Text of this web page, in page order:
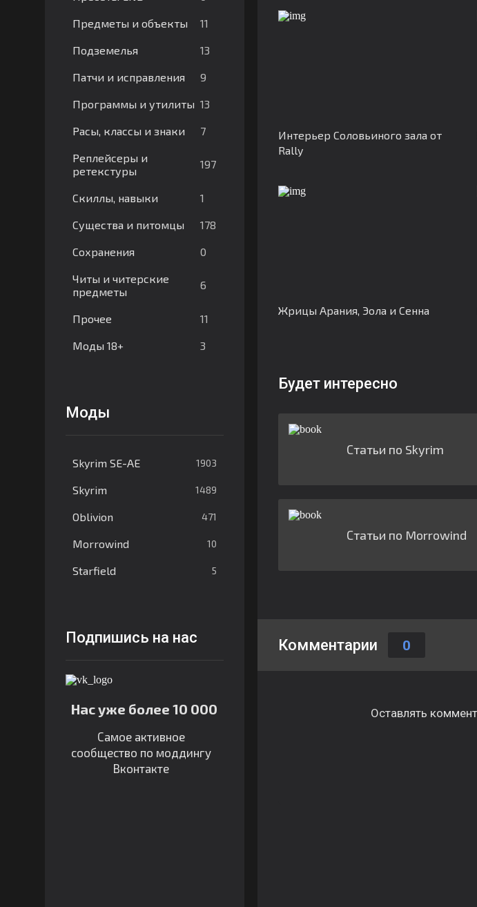
Предметы и объекты 11
Подземелья 13
Патчи и исправления 9
Программы и утилиты 13
Расы, классы и знаки 7
Реплейсеры и
ретекстуры
197
Скиллы, навыки 1
Существа и питомцы 178
Сохранения 0
Читы и читерские
предметы
6
Прочее 11
Моды 18+ 3
Моды
Skyrim SE-AE 1903
Skyrim 1489
Oblivion 471
Morrowind 10
Starfield 5
Подпишись на нас
Нас уже более 10 000
Самое активное
сообщество по моддингу
Вконтакте
Интерьер Соловьиного зала от
Rally
Жрицы Арания, Эола и Сенна
Будет интересно
Статьи по Skyrim
Статьи по Morrowind
Комментарии 0
Оставлять